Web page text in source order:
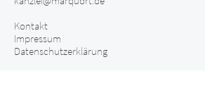
Kontakt
Impressum
Datenschutzerklärung